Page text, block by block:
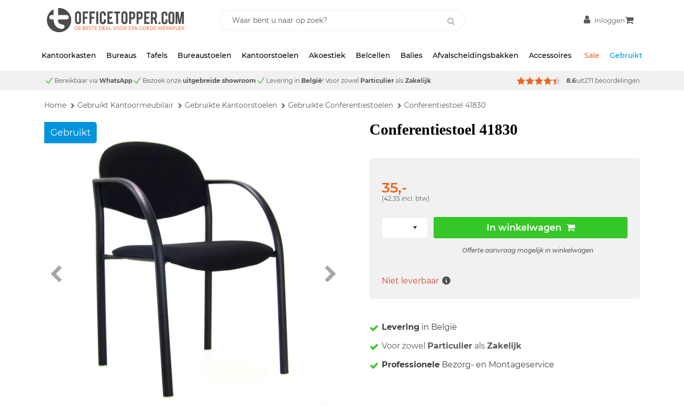
Inloggen
Kantoorkasten Bureaus Tafels Bureaustoelen Kantoorstoelen Akoestiek Belcellen Balies Afvalscheidingsbakken Accessoires Sale Gebruikt
Bereikbaar via WhatsApp Bezoek onze uitgebreide showroom Levering in België! Voor zowel Particulier als Zakelijk 8.6uit271 beoordelingen
Home Gebruikt Kantoormeubilair Gebruikte Kantoorstoelen Gebruikte Conferentiestoelen Conferentiestoel 41830
Gebruikt Conferentiestoel 41830
35,-
(42,35 incl. btw)
In winkelwagen
Offerte aanvraag mogelijk in winkelwagen
Niet leverbaar
Levering in België
Voor zowel Particulier alsZakelijk
Professionele Bezorg- en Montageservice